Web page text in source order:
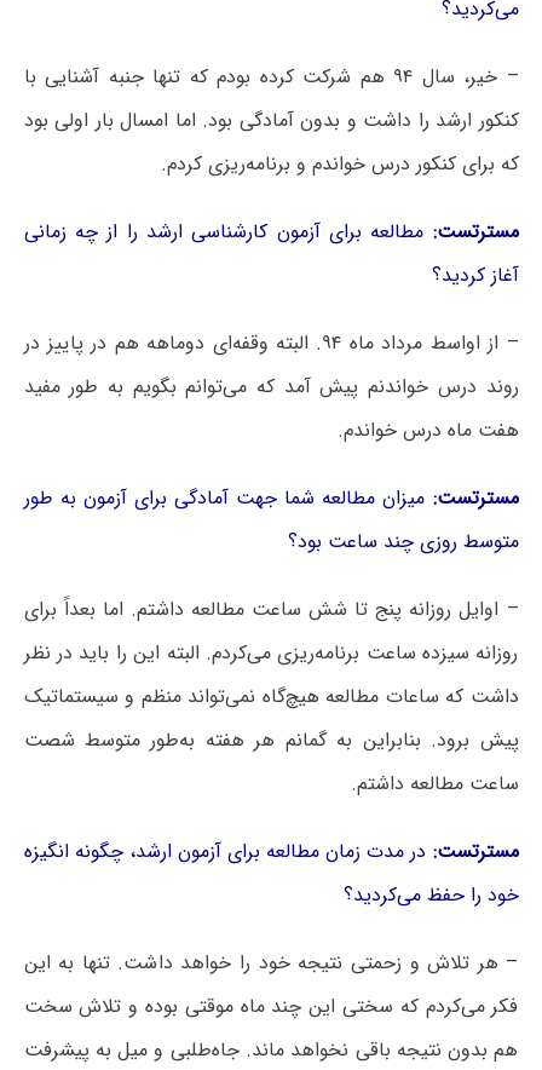
می‌کردید؟
– خیر، سال ۹۴ هم شرکت کرده بودم که تنها جنبه آشنایی با
کنکور ارشد را داشت و بدون آمادگی بود. اما امسال بار اولی بود
که برای کنکور درس خواندم و برنامه‌ریزی کردم.
مسترتست: مطالعه برای آزمون کارشناسی ارشد را از چه زمانی
آغاز کردید؟
– از اواسط مرداد ماه ۹۴. البته وقفه‌ای دوماهه هم در پاییز در
روند درس خواندنم پیش آمد که می‌توانم بگویم به طور مفید
هفت ماه درس خواندم.
مسترتست: میزان مطالعه شما جهت آمادگی برای آزمون به طور
متوسط روزی چند ساعت بود؟
– اوایل روزانه پنج تا شش ساعت مطالعه داشتم. اما بعداً برای
روزانه سیزده ساعت برنامه‌ریزی می‌کردم. البته این را باید در نظر
داشت که ساعات مطالعه هیچ‌گاه نمی‌تواند منظم و سیستماتیک
پیش برود. بنابراین به گمانم هر هفته به‌طور متوسط شصت
ساعت مطالعه داشتم.
مسترتست: در مدت زمان مطالعه برای آزمون ارشد، چگونه انگیزه
خود را حفظ می‌کردید؟
– هر تلاش و زحمتی نتیجه‌ خود را خواهد داشت. تنها به این
فکر می‌کردم که سختی این چند ماه موقتی بوده و تلاش سخت
هم بدون نتیجه باقی نخواهد ماند. جاه‌طلبی و میل به پیشرفت